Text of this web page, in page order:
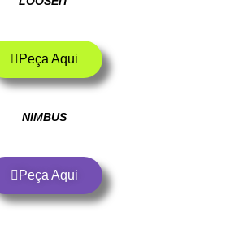
Peça Aqui
NIMBUS
Peça Aqui